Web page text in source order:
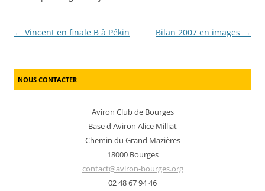
Post navigation
← Vincent en finale B à Pékin Bilan 2007 en images →
NOUS CONTACTER
Aviron Club de Bourges
Base d'Aviron Alice Milliat
Chemin du Grand Mazières
18000 Bourges
contact@aviron-bourges.org
02 48 67 94 46